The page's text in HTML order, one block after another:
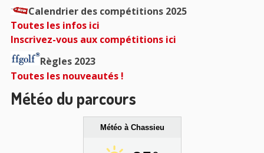
Calendrier des compétitions 2025
Toutes les infos ici
Inscrivez-vous aux compétitions ici
Règles 2023
Toutes les nouveautés !
Météo du parcours
Météo à Chassieu